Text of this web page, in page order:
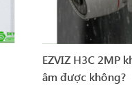
EZVIZ H3C 2MP
âm được không?